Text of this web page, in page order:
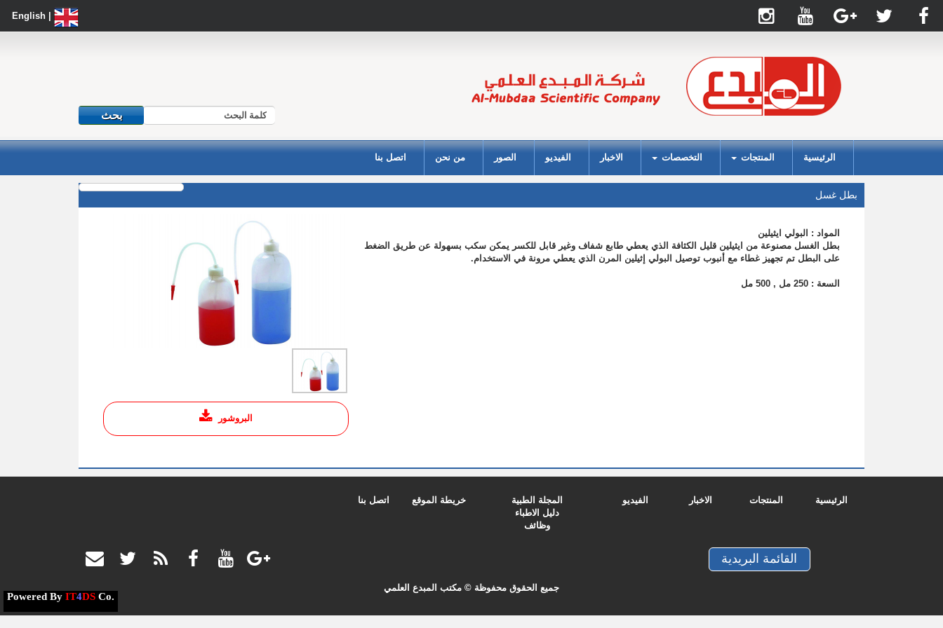
الرئيسية المنتجات التخصصات الاخبار الفيديو الصور من نحن اتصل بنا
بطل غسل
المواد : البولي ايثيلين
بطل الغسل مصنوعة من ايثيلين قليل الكثافة الذي يعطي طابع شفاف وغير قابل للكسر يمكن سكب بسهولة عن طريق الضغط
على البطل تم تجهيز غطاء مع أنبوب توصيل البولي إثيلين المرن الذي يعطي مرونة في الاستخدام.
السعة : 250 مل , 500 مل
البروشور
الرئيسية المنتجات الاخبار الفيديو
المجلة الطبية
دليل الاطباء
وظائف
خريطة الموقع اتصل بنا
القائمة البريدية
جميع الحقوق محفوظة © مكتب المبدع العلمي
Powered By IT4DS Co.